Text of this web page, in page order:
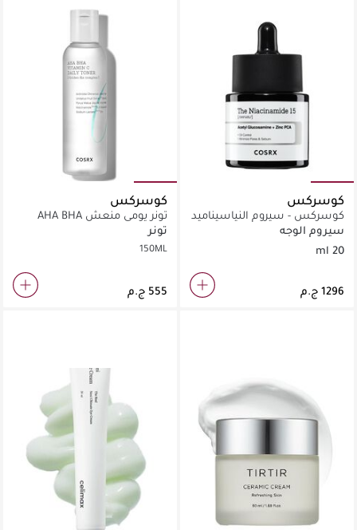
كوسركس
كوسركس - سيروم النياسيناميد
15 (20 مل)
سيروم الوجه
20 ml
كوسركس
تونر يومي منعش AHA BHA
بفيتامين C
تونر
150ML